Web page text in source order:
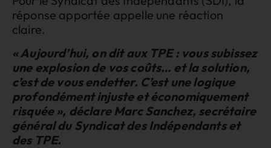
réponse apportée appelle une réaction
claire.
« Aujourd’hui, on dit aux TPE : vous subissez
une explosion de vos coûts… et la solution,
c’est de vous endetter. C’est une logique
profondément injuste et économiquement
risquée », déclare Marc Sanchez, secrétaire
général du Syndicat des Indépendants et
des TPE.